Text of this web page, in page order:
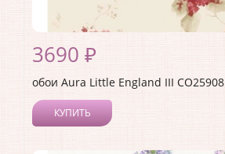
3690 ₽
обои Aura Little England III CO25908
КУПИТЬ